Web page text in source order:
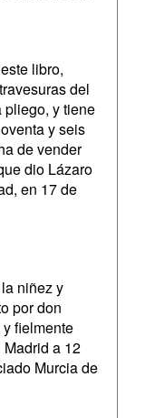
libro,
del
pliego, y tiene
y seis
de vender
dio Lázaro
en 17 de
niñez y
por don
fielmente
a 12
Murcia de